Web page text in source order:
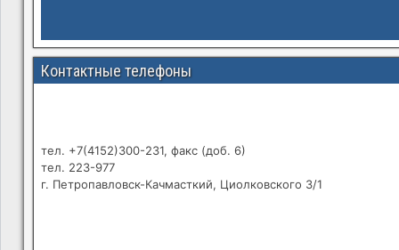
Контактные телефоны
тел. +7(4152)300-231, факс (доб. 6)
тел. 223-977
г. Петропавловск-Качмасткий, Циолковского 3/1